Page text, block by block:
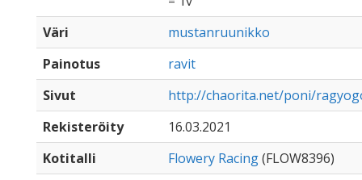
Väri
mustanruunikko
Painotus
ravit
Sivut
http://chaorita.net/poni/
Rekisteröity
16.03.2021
Kotitalli
Flowery Racing(FLOW8396)